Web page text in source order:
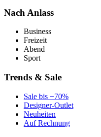
Nach Anlass
Business
Freizeit
Abend
Sport
Trends & Sale
Sale bis −70%
Designer-Outlet
Neuheiten
Auf Rechnung